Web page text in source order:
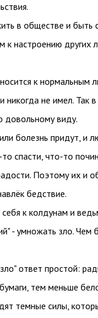
в обществе и
настроению других
к нормальным
никогда не имел. Так
довольному виду.
болезнь придут, и
спасти, что-то
Поэтому их и
бедствие.
к колдунам и
- умножать зло. Чем
ответ простой:
тем меньше
темные силы,